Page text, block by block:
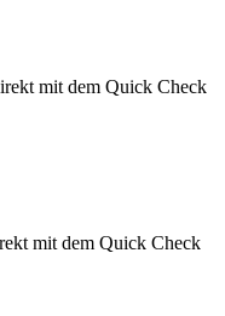
mit dem Quick Check
mit dem Quick Check